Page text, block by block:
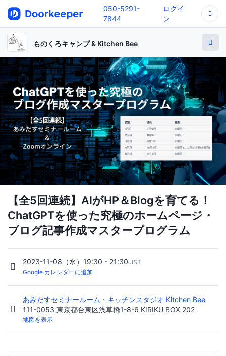
050-5291-
7844
ログイ
ン
ものくろキャンプ & Kitchen Bee
【全5回連続】AIがHP＆Blogを育てる！
ChatGPTを使った究極のホームページ・
ブログ記事作成マスタープログラム
2023-11-08（水）19:30 - 21:30 JST
Google カレンダーに追加
あみだすセミナールーム・キッチンスタジオ Kitchen Bee
111-0053 東京都台東区浅草橋1-8-6 KIRIKU BOX 202
地図を表示